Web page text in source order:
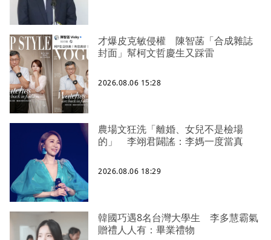
才爆皮克敏侵權 陳智菡「合成雜誌
封面」幫柯文哲慶生又踩雷
2026.08.06 15:28
農場文狂洗「離婚、女兒不是檢場
的」 李翊君闢謠：李媽一度當真
2026.08.06 18:29
韓國巧遇8名台灣大學生 李多慧霸氣
贈禮人人有：畢業禮物